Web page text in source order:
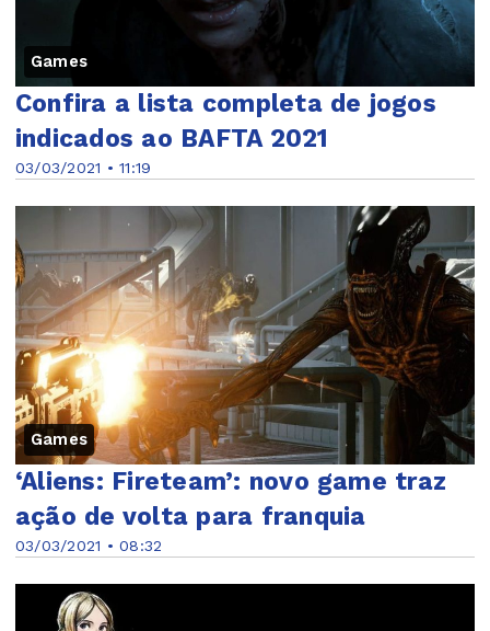
Games
03/03/2021 • 11:19
Confira a lista completa de jogos
indicados ao BAFTA 2021
Games
03/03/2021 • 08:32
‘Aliens: Fireteam’: novo game traz
ação de volta para franquia